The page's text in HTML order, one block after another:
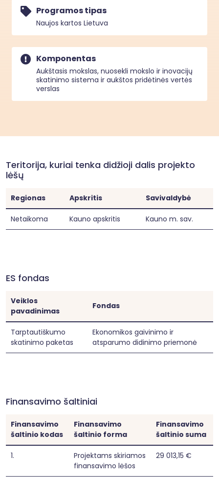
nustatytus reikalavimus dėl HP ir atitinkamų
Europos Sąjungos pagrindinių teisių chartijos
nuostatų laikymosi.
Programos tipas
Naujos kartos Lietuva
Komponentas
Aukštasis mokslas, nuosekli mokslo ir inovacijų
skatinimo sistema ir aukštos pridėtinės vertės
verslas
Teritorija, kuriai tenka didžioji dalis projekto
lėšų
Regionas Apskritis Savivaldybė
Netaikoma Kauno apskritis Kauno m. sav.
ES fondas
Veiklos
pavadinimas
Fondas
Tarptautiškumo
skatinimo paketas
Ekonomikos gaivinimo ir
atsparumo didinimo priemonė
Finansavimo šaltiniai
Finansavimo
šaltinio kodas
Finansavimo
šaltinio forma
Finansavimo
šaltinio suma
1.
Projektams skiriamos
finansavimo lėšos
29 013,15 €